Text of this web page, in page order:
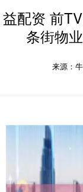
益配资 前
条街物
来源：